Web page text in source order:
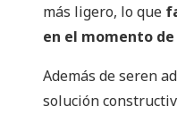
más ligero, lo que
en el momento
Además de seren
solución